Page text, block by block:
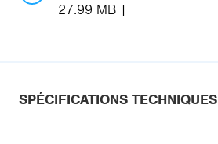
27.99 MB
SPÉCIFICATIONS TECHNIQUES